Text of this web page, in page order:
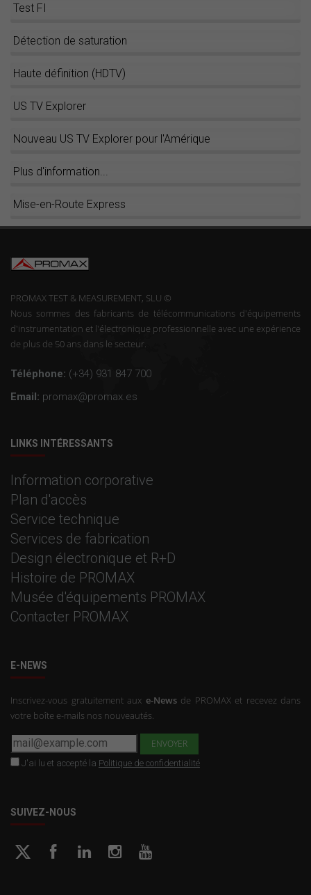
Test FI
Détection de saturation
Haute définition (HDTV)
US TV Explorer
Nouveau US TV Explorer pour l'Amérique
Plus d'information...
Mise-en-Route Express
PROMAX TEST & MEASUREMENT, SLU ©
Nous sommes des fabricants de télécommunications d'équipements
d'instrumentation et l'électronique professionnelle avec une expérience
de plus de 50 ans dans le secteur.
Téléphone: (+34) 931 847 700
Email: promax@promax.es
LINKS INTÉRESSANTS
Information corporative
Plan d'accès
Service technique
Services de fabrication
Design électronique et R+D
Histoire de PROMAX
Musée d'équipements PROMAX
Contacter PROMAX
E-NEWS
Inscrivez-vous gratuitement aux e-Newsde PROMAX et recevez dans
votre boîte e-mails nos nouveautés.
J'ai lu et accepté la Politique de confidentialité
SUIVEZ-NOUS